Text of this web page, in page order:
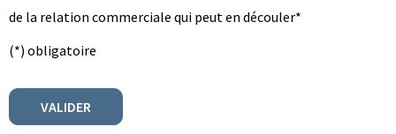
de la relation commerciale qui peut en découler*
(*) obligatoire